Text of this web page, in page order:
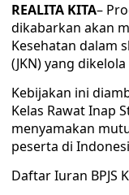
REALITA KITA–
dikabarkan akan
Kesehatan dalam
(JKN) yang dikelola
Kebijakan ini
Kelas Rawat Inap
menyamakan
peserta di
Daftar Iuran BPJS